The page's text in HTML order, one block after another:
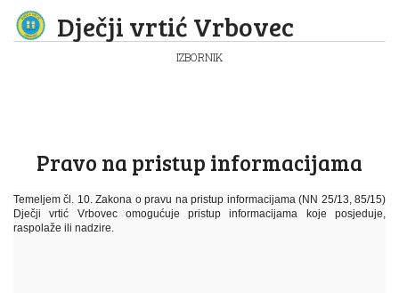
Dječji vrtić Vrbovec
IZBORNIK
Pravo na pristup informacijama
Temeljem čl. 10. Zakona o pravu na pristup informacijama (NN 25/13, 85/15)
Dječji vrtić Vrbovec omogućuje pristup informacijama koje posjeduje,
raspolaže ili nadzire.